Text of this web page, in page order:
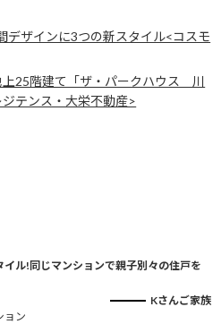
デザインに3つの新スタイル<コスモ
上25階建て「ザ・パークハウス 川
テンス・大栄不動産>
イル!同じマンションで親子別々の住戸を
Kさんご家族
ョン